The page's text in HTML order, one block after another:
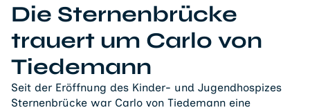
Die Sternenbrücke
trauert um Carlo von
Tiedemann
Seit der Eröffnung des Kinder- und Jugendhospizes
Sternenbrücke war Carlo von Tiedemann eine